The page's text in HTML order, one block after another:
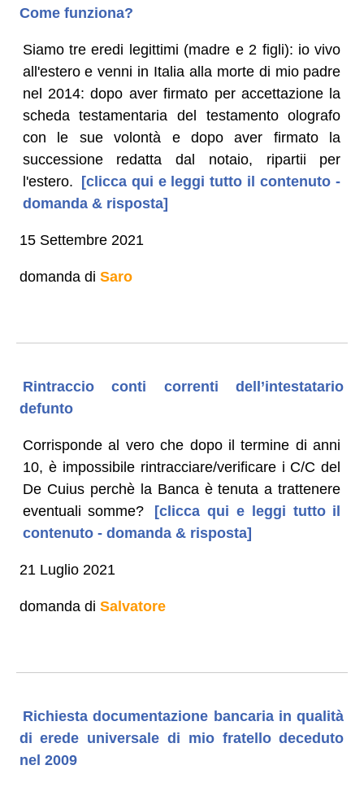
Come funziona?
Siamo tre eredi legittimi (madre e 2 figli): io vivo
all'estero e venni in Italia alla morte di mio padre
nel 2014: dopo aver firmato per accettazione la
scheda testamentaria del testamento olografo
con le sue volontà e dopo aver firmato la
successione redatta dal notaio, ripartii per
l'estero. [clicca qui e leggi tutto il contenuto -
domanda & risposta]
15 Settembre 2021
domanda di Saro
Rintraccio conti correnti dell’intestatario
defunto
Corrisponde al vero che dopo il termine di anni
10, è impossibile rintracciare/verificare i C/C del
De Cuius perchè la Banca è tenuta a trattenere
eventuali somme?
[clicca qui e leggi tutto il
contenuto - domanda & risposta]
21 Luglio 2021
domanda di Salvatore
Richiesta documentazione bancaria in qualità
di erede universale di mio fratello deceduto
nel 2009